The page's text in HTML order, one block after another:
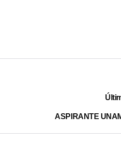
ASPIRANTE